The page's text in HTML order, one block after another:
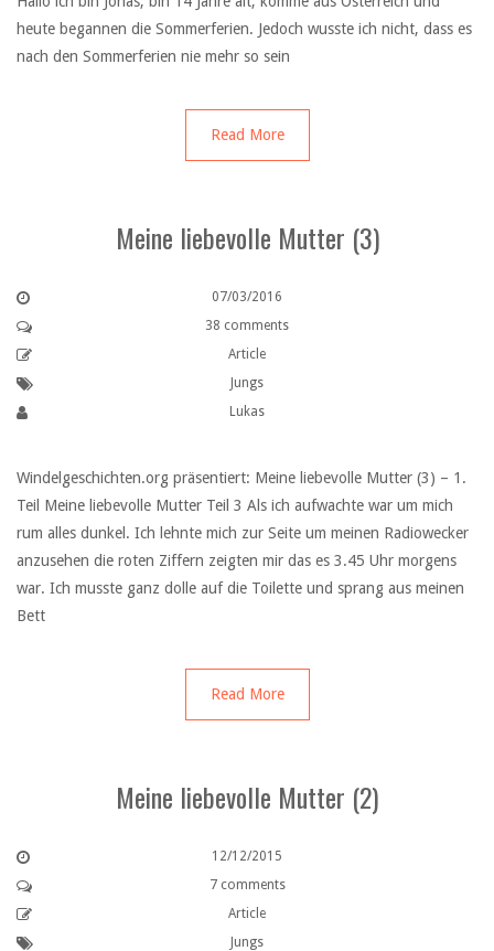
heute begannen die Sommerferien. Jedoch wusste ich nicht, dass es
nach den Sommerferien nie mehr so sein
Read More
Meine liebevolle Mutter (3)
07/03/2016
38 comments
Article
Jungs
Lukas
Windelgeschichten.org präsentiert: Meine liebevolle Mutter (3) – 1.
Teil Meine liebevolle Mutter Teil 3 Als ich aufwachte war um mich
rum alles dunkel. Ich lehnte mich zur Seite um meinen Radiowecker
anzusehen die roten Ziffern zeigten mir das es 3.45 Uhr morgens
war. Ich musste ganz dolle auf die Toilette und sprang aus meinen
Bett
Read More
Meine liebevolle Mutter (2)
12/12/2015
7 comments
Article
Jungs